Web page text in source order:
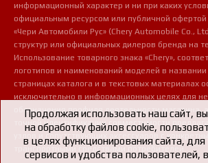
информационный характер и ни при каких
официальным ресурсом или публичной
«Чери Автомобили Рус» (Chery Automobile Co.,
структур или официальных дилеров бренда на
Использование товарного знака «Chery»,
логотипов и наименований моделей в
страницах каталога и в текстовых материалах
исключительно в информационных целях для
обозначения профиля деятельности магазина,
точной идентификации совместимости
узлов и сопутствующих аксессуаров с
транспортными средствами потребителей.
Продолжая использовать наш сайт,
на обработку файлов cookie,
в целях функционирования сайта, для
сервисов и удобства пользователей,